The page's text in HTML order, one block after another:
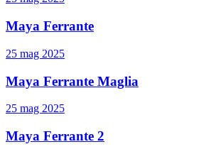
Maya Ferrante
25 mag 2025
Maya Ferrante Maglia
25 mag 2025
Maya Ferrante 2